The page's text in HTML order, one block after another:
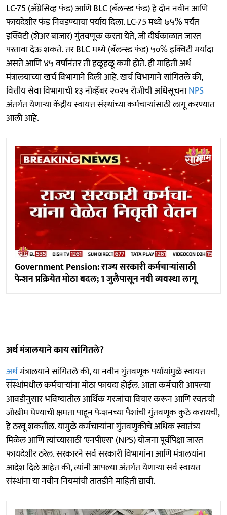
LC-75 (अ‍ॅग्रेसिव्ह फंड) आणि BLC (बॅलन्स्ड फंड) हे दोन नवीन आणि
फायदेशीर फंड निवडण्याचा पर्याय दिला. LC-75 मध्ये ७५% पर्यंत
इक्विटी (शेअर बाजार) गुंतवणूक करता येते, जी दीर्घकाळात जास्त
परतावा देऊ शकते. तर BLC मध्ये (बॅलन्स्ड फंड) ५०% इक्विटी मर्यादा
असते आणि ४५ वर्षांनंतर ती हळूहळू कमी होते. ही माहिती अर्थ
मंत्रालयाच्या खर्च विभागाने दिली आहे. खर्च विभागाने सांगितले की,
वित्तीय सेवा विभागाची १३ नोव्हेंबर २०२५ रोजीची अधिसूचनाNPS
अंतर्गत येणाऱ्या केंद्रीय स्वायत्त संस्थांच्या कर्मचाऱ्यांसाठी लागू करण्यात
आली आहे.
Government Pension: राज्य सरकारी कर्मचाऱ्यांसाठी
पेन्शन प्रक्रियेत मोठा बदल; 1 जुलैपासून नवी व्यवस्था लागू
अर्थ मंत्रालयाने काय सांगितले?
अर्थमंत्रालयाने सांगितले की, या नवीन गुंतवणूक पर्यायांमुळे स्वायत्त
संस्थांमधील कर्मचाऱ्यांना मोठा फायदा होईल. आता कर्मचारी आपल्या
आवडीनुसार भविष्यातील आर्थिक गरजांचा विचार करून आणि स्वतःची
जोखीम घेण्याची क्षमता पाहून पेन्शनच्या पैशांची गुंतवणूक कुठे करायची,
हे ठरवू शकतील. यामुळे कर्मचाऱ्यांना गुंतवणुकीचे अधिक स्वातंत्र्य
मिळेल आणि त्यांच्यासाठी 'एनपीएस' (NPS) योजना पूर्वीपेक्षा जास्त
फायदेशीर ठरेल. सरकारने सर्व सरकारी विभागांना आणि मंत्रालयांना
आदेश दिले आहेत की, त्यांनी आपल्या अंतर्गत येणाऱ्या सर्व स्वायत्त
संस्थांना या नवीन नियमांची तातडीने माहिती द्यावी.